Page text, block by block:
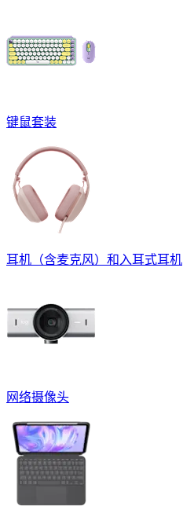
键鼠套装
耳机（含麦克风）和入耳式耳机
网络摄像头